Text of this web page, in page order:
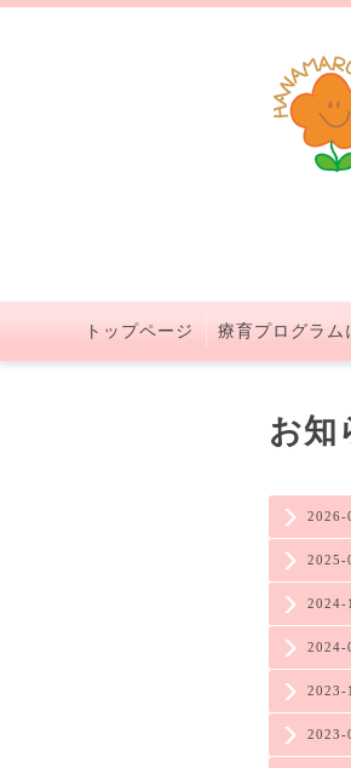
トップページ 療育プログラム
2026-
2025-
2024-
2024-
2023-
2023-
お知